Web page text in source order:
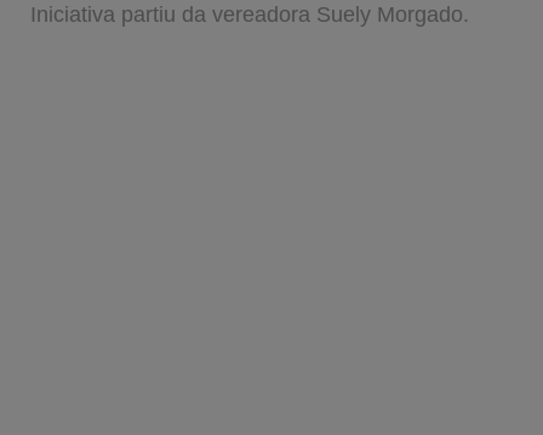
Iniciativa partiu da vereadora Suely Morgado.